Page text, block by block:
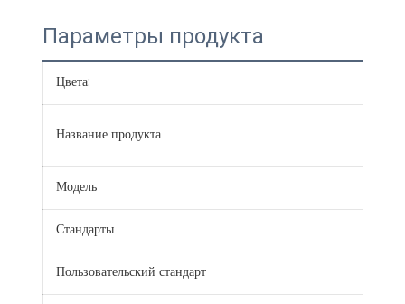
Параметры продукта
Цвета:
Название продукта
Модель
Стандарты
Пользовательский стандарт